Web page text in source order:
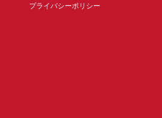
プライバシーポリシー